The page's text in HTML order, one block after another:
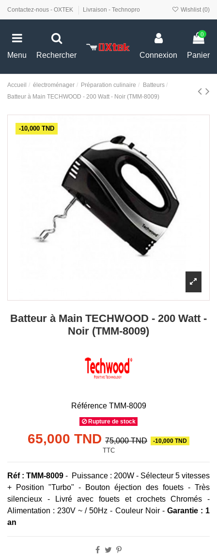
Contactez-nous - OXTEK Livraison - Technopro Wishlist (0)
Menu Rechercher Connexion
0
Panier
Accueil électroménager Préparation culinaire
Batteurs
Batteur à Main TECHWOOD - 200 Watt - Noir (TMM-8009)
-10,000 TND
Batteur à Main TECHWOOD - 200 Watt -
Noir (TMM-8009)
Référence TMM-8009
Rupture de stock
65,000 TND 75,000 TND -10,000 TND
TTC
Réf : TMM-8009 - Puissance : 200W - Sélecteur 5 vitesses
+ Position "Turbo" - Bouton éjection des fouets - Très
silencieux - Livré avec fouets et crochets Chromés -
Alimentation : 230V ~ / 50Hz - Couleur Noir - Garantie : 1
an